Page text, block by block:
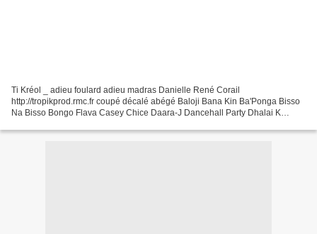
Ti Kréol _ adieu foulard adieu madras Danielle René Corail
http://tropikprod.rmc.fr coupé décalé abégé Baloji Bana Kin Ba'Ponga Bisso
Na Bisso Bongo Flava Casey Chice Daara-J Dancehall Party Dhalai K